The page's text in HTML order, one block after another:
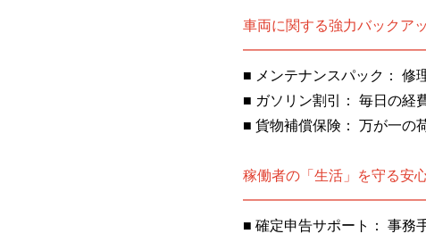
車両に関する強力バックア
■ メンテナンスパック： 修
■ ガソリン割引： 毎日の経
■ 貨物補償保険： 万が一の
稼働者の「生活」を守る安
■ 確定申告サポート： 事務